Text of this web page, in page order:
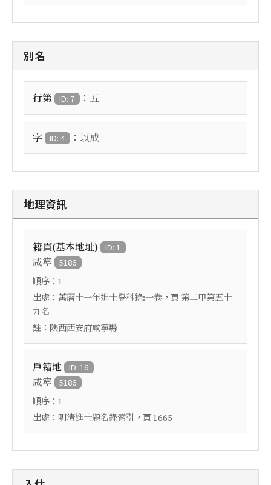
別名
行第 ID: 7 ： 五
字 ID: 4 ： 以成
地理資訊
籍貫(基本地址) ID: 1
咸寧 5186
順序： 1
出處： 萬曆十一年進士登科錄:一卷 ，頁 第二甲第五十
九名
註： 陝西西安府咸寧縣
戶籍地 ID: 16
咸寧 5186
順序： 1
出處： 明清進士題名錄索引 ，頁 1665